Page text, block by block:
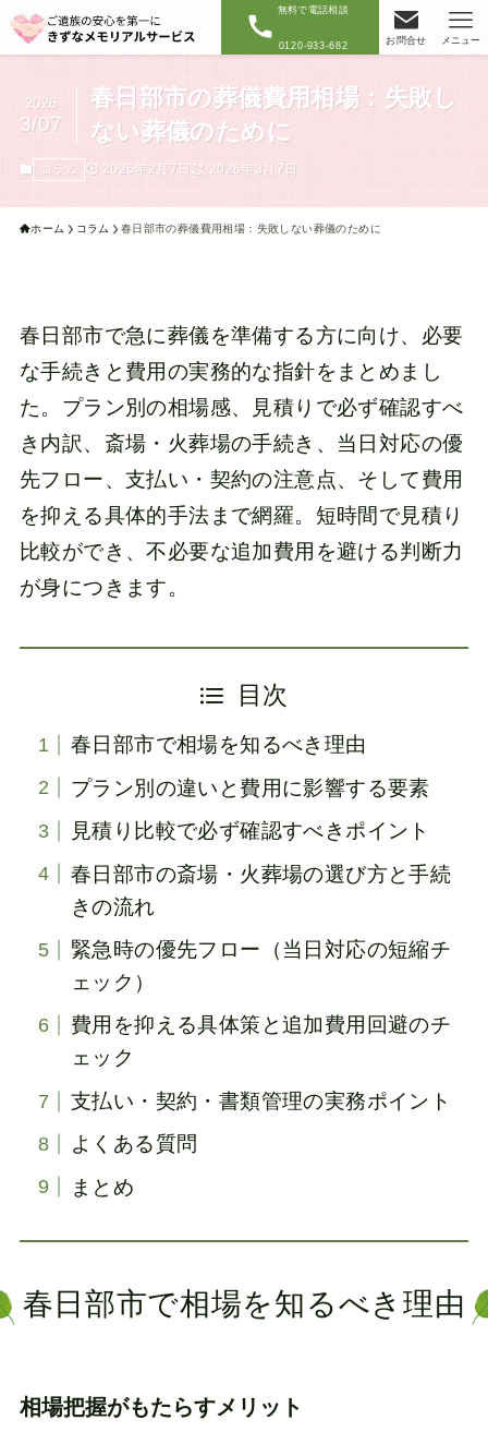
無料で電話相談
0120-933-682 お問合せ メニュー
春日部市の葬儀費用相場：失敗し
ない葬儀のために
2026
3/07
コラム 2026年2月7日 2026年3月7日
ホーム コラム 春日部市の葬儀費用相場：失敗しない葬儀のために
春日部市で急に葬儀を準備する方に向け、必要
な手続きと費用の実務的な指針をまとめまし
た。プラン別の相場感、見積りで必ず確認すべ
き内訳、斎場・火葬場の手続き、当日対応の優
先フロー、支払い・契約の注意点、そして費用
を抑える具体的手法まで網羅。短時間で見積り
比較ができ、不必要な追加費用を避ける判断力
が身につきます。
目次
春日部市で相場を知るべき理由
プラン別の違いと費用に影響する要素
見積り比較で必ず確認すべきポイント
春日部市の斎場・火葬場の選び方と手続
きの流れ
緊急時の優先フロー（当日対応の短縮チ
ェック）
費用を抑える具体策と追加費用回避のチ
ェック
支払い・契約・書類管理の実務ポイント
よくある質問
まとめ
春日部市で相場を知るべき理由
相場把握がもたらすメリット